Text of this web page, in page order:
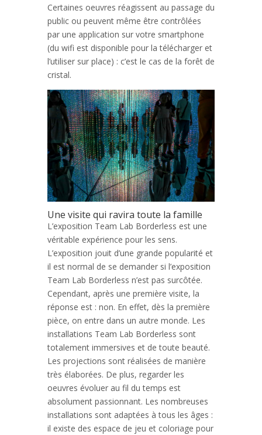
Certaines oeuvres réagissent au passage du
public ou peuvent même être contrôlées
par une application sur votre smartphone
(du wifi est disponible pour la télécharger et
l’utiliser sur place) : c’est le cas de la forêt de
cristal.
Une visite qui ravira toute la famille
L’exposition Team Lab Borderless est une
véritable expérience pour les sens.
L’exposition jouit d’une grande popularité et
il est normal de se demander si l’exposition
Team Lab Borderless n’est pas surcôtée.
Cependant, après une première visite, la
réponse est : non. En effet, dès la première
pièce, on entre dans un autre monde. Les
installations Team Lab Borderless sont
totalement immersives et de toute beauté.
Les projections sont réalisées de manière
très élaborées. De plus, regarder les
oeuvres évoluer au fil du temps est
absolument passionnant. Les nombreuses
installations sont adaptées à tous les âges :
il existe des espace de jeu et coloriage pour